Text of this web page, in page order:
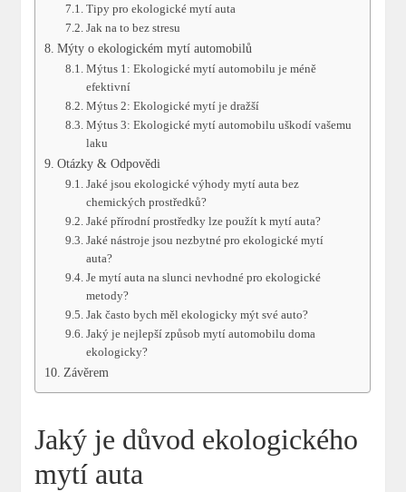
Tipy pro ekologické mytí auta
Jak na to bez stresu
Mýty o ekologickém mytí automobilů
Mýtus 1: Ekologické mytí automobilu je méně
efektivní
Mýtus 2: Ekologické mytí je dražší
Mýtus 3: Ekologické mytí automobilu uškodí vašemu
laku
Otázky & Odpovědi
Jaké jsou ekologické výhody mytí auta bez
chemických prostředků?
Jaké přírodní prostředky lze použít k mytí auta?
Jaké nástroje jsou nezbytné pro ekologické mytí
auta?
Je mytí auta na slunci nevhodné pro ekologické
metody?
Jak často bych měl ekologicky mýt své auto?
Jaký je nejlepší způsob mytí automobilu doma
ekologicky?
Závěrem
Jaký je důvod ekologického
mytí auta